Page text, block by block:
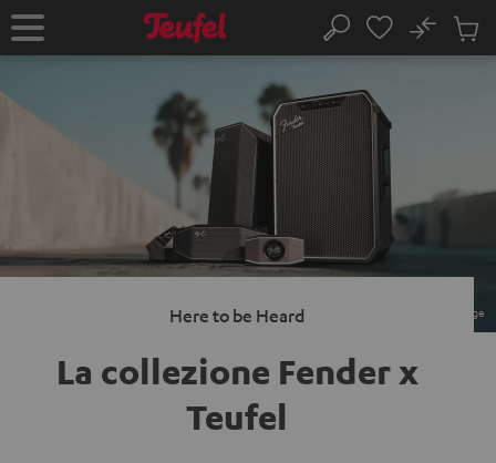
AL
Pagina
Cerca
No
Here to be Heard
La collezione Fender x
Teufel